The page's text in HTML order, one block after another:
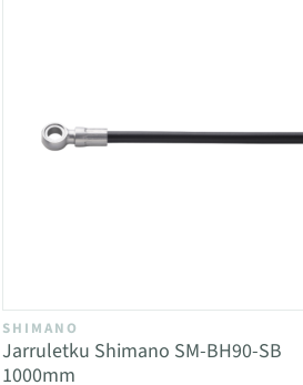
SHIMANO
Jarruletku Shimano SM-BH90-SB
1000mm